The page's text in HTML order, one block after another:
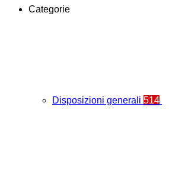
Categorie
Disposizioni generali 514